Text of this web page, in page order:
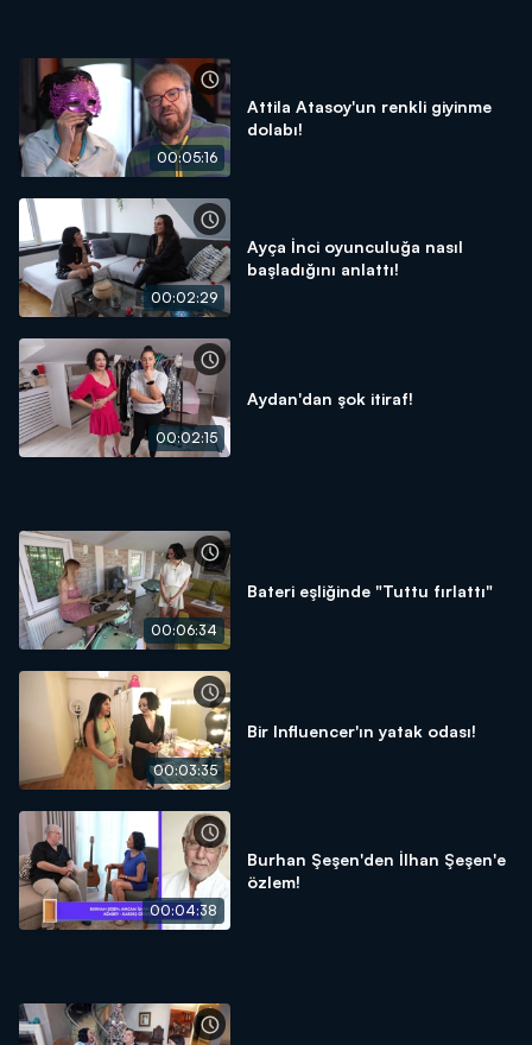
00:05:16
Attila Atasoy'un renkli giyinme
dolabı!
00:02:29
Ayça İnci oyunculuğa nasıl
başladığını anlattı!
00:02:15
Aydan'dan şok itiraf!
00:06:34
Bateri eşliğinde "Tuttu fırlattı"
00:03:35
Bir Influencer'ın yatak odası!
00:04:38
Burhan Şeşen'den İlhan Şeşen'e
özlem!